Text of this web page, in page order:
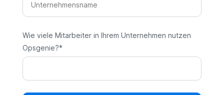
Wie viele Mitarbeiter in Ihrem Unternehmen nutzen
Opsgenie?*